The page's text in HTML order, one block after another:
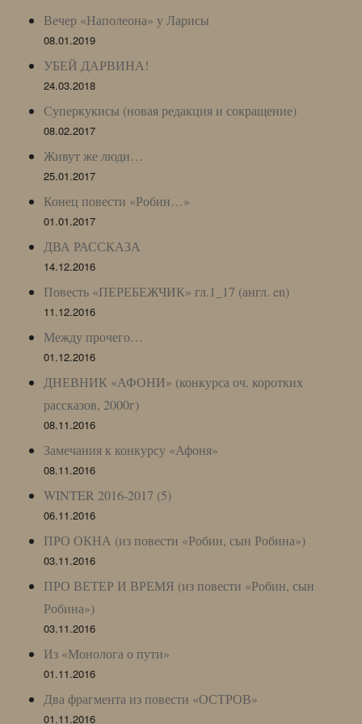
Вечер «Наполеона» у Ларисы
08.01.2019
УБЕЙ ДАРВИНА!
24.03.2018
Суперкукисы (новая редакция и сокращение)
08.02.2017
Живут же люди…
25.01.2017
Конец повести «Робин…»
01.01.2017
ДВА РАССКАЗА
14.12.2016
Повесть «ПЕРЕБЕЖЧИК» гл.1_17 (англ. en)
11.12.2016
Между прочего…
01.12.2016
ДНЕВНИК «АФОНИ» (конкурса оч. коротких
рассказов, 2000г)
08.11.2016
Замечания к конкурсу «Афоня»
08.11.2016
WINTER 2016-2017 (5)
06.11.2016
ПРО ОКНА (из повести «Робин, сын Робина»)
03.11.2016
ПРО ВЕТЕР И ВРЕМЯ (из повести «Робин, сын
Робина»)
03.11.2016
Из «Монолога о пути»
01.11.2016
Два фрагмента из повести «ОСТРОВ»
01.11.2016